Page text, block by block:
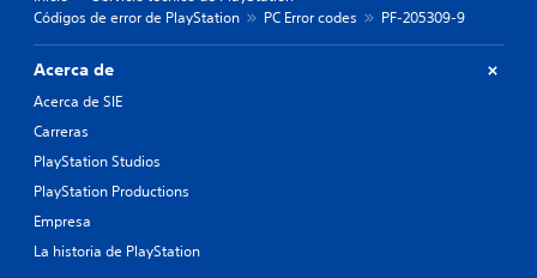
Códigos de error de PlayStation
PC Error codes PF-205309-9
Acerca de
Acerca de SIE
Carreras
PlayStation Studios
PlayStation Productions
Empresa
La historia de PlayStation